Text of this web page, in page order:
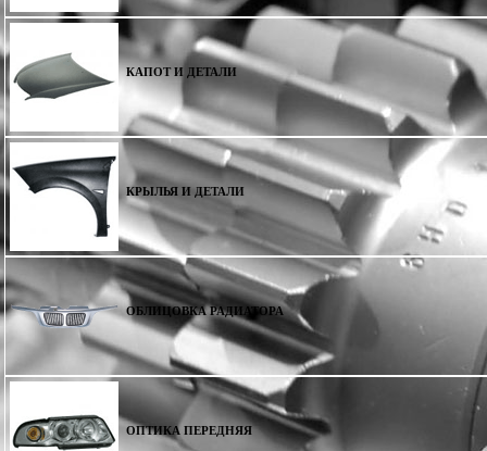
КАПОТ И ДЕТАЛИ
КРЫЛЬЯ И ДЕТАЛИ
ОБЛИЦОВКА РАДИАТОРА
ОПТИКА ПЕРЕДНЯЯ